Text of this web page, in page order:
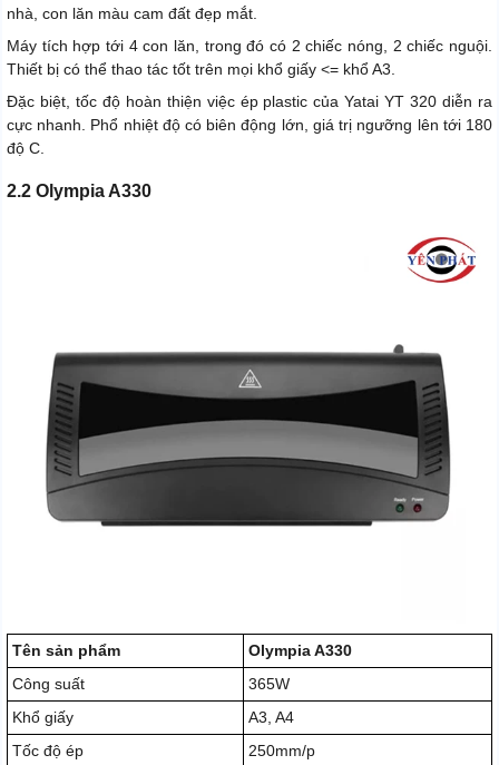
nhà, con lăn màu cam đất đẹp mắt.
Máy tích hợp tới 4 con lăn, trong đó có 2 chiếc nóng, 2 chiếc nguội.
Thiết bị có thể thao tác tốt trên mọi khổ giấy <= khổ A3.
Đặc biệt, tốc độ hoàn thiện việc ép plastic của Yatai YT 320 diễn ra
cực nhanh. Phổ nhiệt độ có biên động lớn, giá trị ngưỡng lên tới 180
độ C.
2.2 Olympia A330
Tên sản phẩm
Olympia A330
Công suất
365W
Khổ giấy
A3, A4
Tốc độ ép
250mm/p